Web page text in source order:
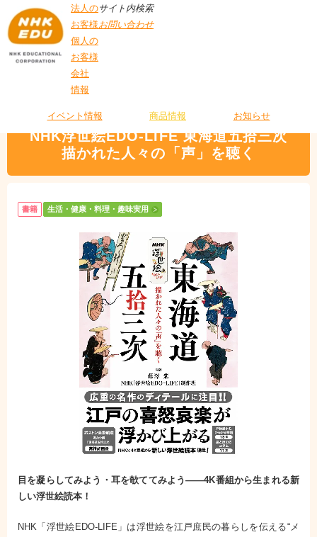
法人の
お客様
個人の
お客様
会社
情報
サイト内検索
お問い合わせ
イベント情報 商品情報 お知らせ
拾三次 描かれた人々の「声」を聴く
NHK浮世絵EDO-LIFE 東海道五拾三次
描かれた人々の「声」を聴く
書籍 生活・健康・料理・趣味実用
目を凝らしてみよう・耳を欹ててみよう――4K番組から生まれる新
しい浮世絵読本！
NHK「浮世絵EDO-LIFE」は浮世絵を江戸庶民の暮らしを伝える“メ